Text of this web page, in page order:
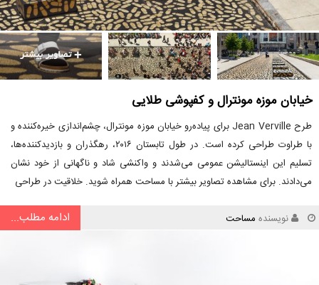
خیابان موزه مونترال و کفپوشی طلایی
طرح Jean Verville برای پیاده‌رو خیابان موزه مونترال، چشم‌اندازی خیره‌کننده و
با طراوت طراحی کرده است. در طول تابستان ۲۰۱۶، رهگذران و بازدیدکننده‌ها،
تسلیم این اینستالیشن عمومی می‌شدند و واکنشی شاد و ناگهانی از خود نشان
می‌دادند. برای مشاهده تصاویر بیشتر با مساحت همراه شوید. خلاقیت در طراحی
نویسنده مساحت ادامه مطلب...